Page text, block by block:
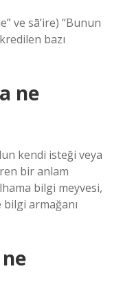
bazı
ne
kendi isteği veya
bir anlam
bilgi meyvesi,
armağanı